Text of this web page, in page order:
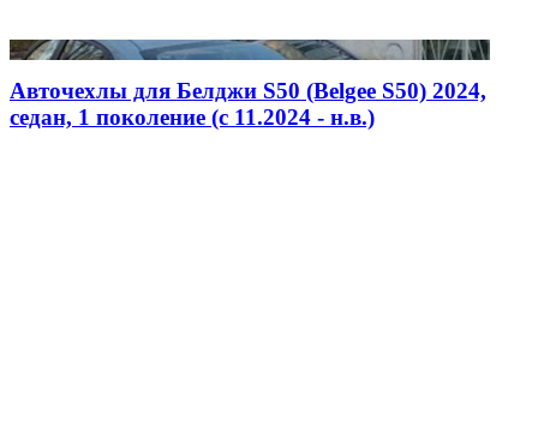
Авточехлы для Белджи S50 (Belgee S50) 2024,
седан, 1 поколение (c 11.2024 - н.в.)